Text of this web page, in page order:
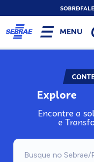
SOBRE
MENU
Explore
Encontre a
e